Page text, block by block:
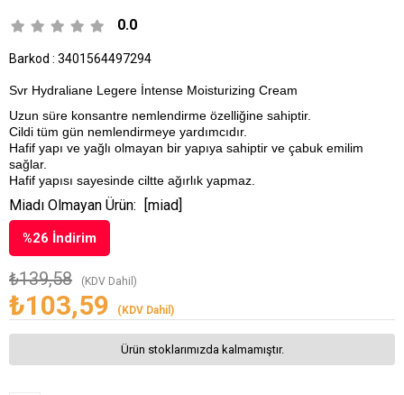
0.0
Barkod : 3401564497294
Svr Hydraliane Legere İntense Moisturizing Cream
Uzun süre konsantre nemlendirme özelliğine sahiptir.
Cildi tüm gün nemlendirmeye yardımcıdır.
Hafif yapı ve yağlı olmayan bir yapıya sahiptir ve çabuk emilim
sağlar.
Hafif yapısı sayesinde ciltte ağırlık yapmaz.
%26 İndirim
₺139,58 (KDV Dahil)
₺103,59 (KDV Dahil)
Miadı Olmayan Ürün: [miad]
Ürün stoklarımızda kalmamıştır.